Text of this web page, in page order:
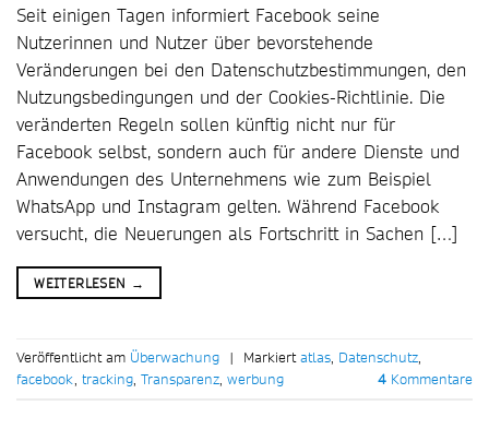
Seit einigen Tagen informiert Facebook seine
Nutzerinnen und Nutzer über bevorstehende
Veränderungen bei den Datenschutzbestimmungen, den
Nutzungsbedingungen und der Cookies-Richtlinie. Die
veränderten Regeln sollen künftig nicht nur für
Facebook selbst, sondern auch für andere Dienste und
Anwendungen des Unternehmens wie zum Beispiel
WhatsApp und Instagram gelten. Während Facebook
versucht, die Neuerungen als Fortschritt in Sachen […]
WEITERLESEN →
Veröffentlicht am Überwachung | Markiertatlas, Datenschutz,
facebook, tracking, Transparenz, werbung 4 Kommentare